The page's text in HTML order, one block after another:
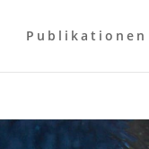
Publikationen